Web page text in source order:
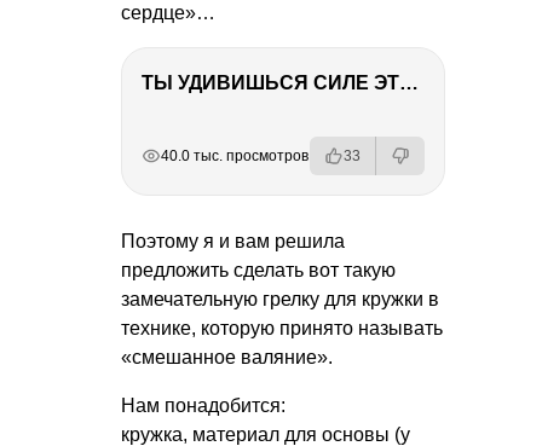
сердце»…
ТЫ УДИВИШЬСЯ СИЛЕ ЭТО ЧЕЛОВЕКА! Блог о нашей поездке в Вышний Волочек
40.0 тыс. просмотров 33
Поэтому я и вам решила
предложить сделать вот такую
замечательную грелку для кружки в
технике, которую принято называть
«смешанное валяние».
Нам понадобится:
кружка, материал для основы (у